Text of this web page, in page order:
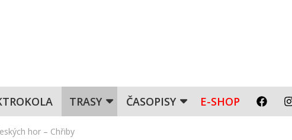
TRASY ČASOPISY E-SHOP
hor – Chřiby